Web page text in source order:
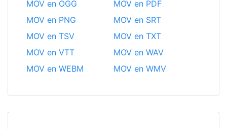
MOV en OGG
MOV en PDF
MOV en PNG
MOV en SRT
MOV en TSV
MOV en TXT
MOV en VTT
MOV en WAV
MOV en WEBM
MOV en WMV